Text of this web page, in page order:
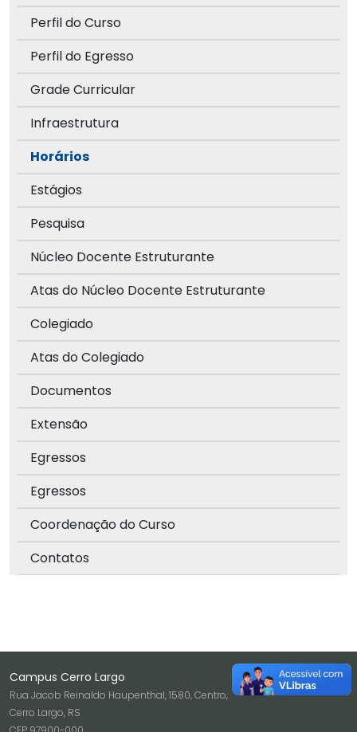
Perfil do Curso
Perfil do Egresso
Grade Curricular
Infraestrutura
Horários
Estágios
Pesquisa
Núcleo Docente Estruturante
Atas do Núcleo Docente Estruturante
Colegiado
Atas do Colegiado
Documentos
Extensão
Egressos
Egressos
Coordenação do Curso
Contatos
Campus Cerro Largo
Rua Jacob Reinaldo Haupenthal, 1580, Centro,
Cerro Largo, RS